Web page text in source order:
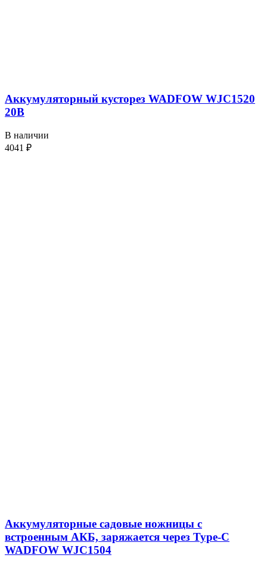
Аккумуляторный кусторез WADFOW WJC1520
20В
В наличии
4041 ₽
Аккумуляторные садовые ножницы с
встроенным АКБ, заряжается через Type-C
WADFOW WJC1504